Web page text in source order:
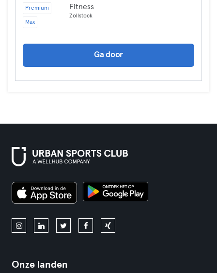
Premium
Max
Fitness
Zollstock
Ga door
Onze landen